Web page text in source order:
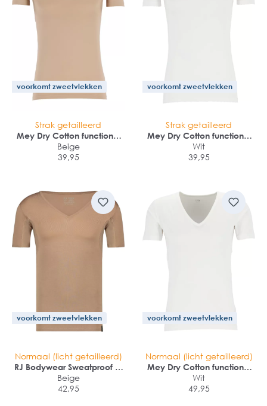
voorkomt zweetvlekken
Strak getailleerd
Mey Dry Cotton functional
T-shirt (1-pack)
Beige
39,95
voorkomt zweetvlekken
Strak getailleerd
Mey Dry Cotton functional
T-shirt (1-pack)
Wit
39,95
voorkomt zweetvlekken
Normaal (licht getailleerd)
RJ Bodywear Sweatproof T-
shirt (1-pack)
Beige
42,95
voorkomt zweetvlekken
Normaal (licht getailleerd)
Mey Dry Cotton functional
T-shirt (1-pack)
Wit
49,95